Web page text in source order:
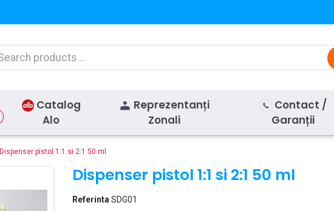
Catalog
Alo
Reprezentanți
Zonali
Contact /
Garanții
Dispenser pistol 1:1 si 2:1 50 ml
Dispenser pistol 1:1 si 2:1 50 ml
Referinta SDG01